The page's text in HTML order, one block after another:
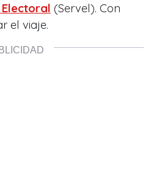
(Servel). Con
el viaje.